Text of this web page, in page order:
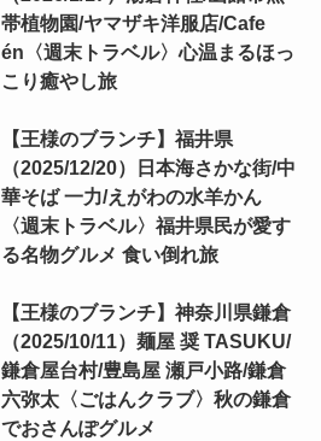
帯植物園/ヤマザキ洋服店/Cafe
én〈週末トラベル〉心温まるほっ
こり癒やし旅
【王様のブランチ】福井県
（2025/12/20）日本海さかな街/中
華そば 一力/えがわの水羊かん
〈週末トラベル〉福井県民が愛す
る名物グルメ 食い倒れ旅
【王様のブランチ】神奈川県鎌倉
（2025/10/11）麺屋 奨 TASUKU/
鎌倉屋台村/豊島屋 瀬戸小路/鎌倉
六弥太〈ごはんクラブ〉秋の鎌倉
でおさんぽグルメ